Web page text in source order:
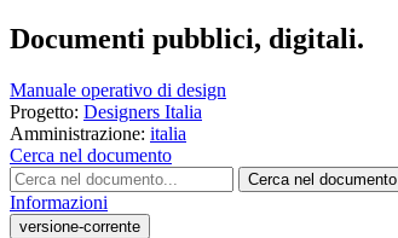
Documenti pubblici, digitali.
Manuale operativo di design
Progetto: Designers Italia
Amministrazione: italia
Cerca nel documento
Cerca nel documento
Informazioni
versione-corrente